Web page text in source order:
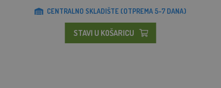
CENTRALNO SKLADIŠTE (OTPREMA 5-7 DANA)
STAVI U KOŠARICU